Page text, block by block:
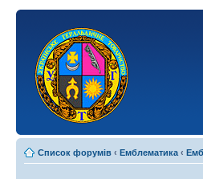
Список форумів ‹ Емблематика ‹